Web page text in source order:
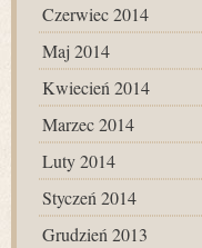
Czerwiec 2014
Maj 2014
Kwiecień 2014
Marzec 2014
Luty 2014
Styczeń 2014
Grudzień 2013